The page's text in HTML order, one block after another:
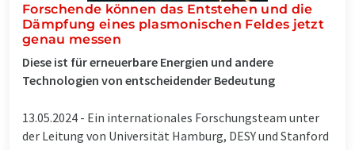
Forschende können das Entstehen und die
Dämpfung eines plasmonischen Feldes jetzt
genau messen
Diese ist für erneuerbare Energien und andere
Technologien von entscheidender Bedeutung
13.05.2024 - Ein internationales Forschungsteam unter
der Leitung von Universität Hamburg, DESY und Stanford